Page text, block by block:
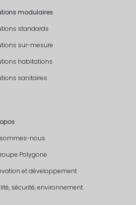
modulaires
standards
sur-mesure
habitations
sanitaires
nous
Polygone
et développement
sécurité, environnement